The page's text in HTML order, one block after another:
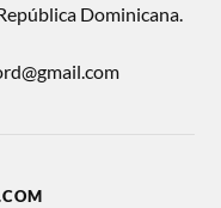
Dominicana.